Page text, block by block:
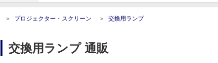
プロジェクター・スクリーン 交換用ランプ
交換用ランプ 通販